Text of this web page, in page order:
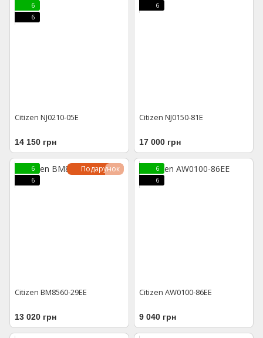
6
6
Citizen NJ0210-05E
14 150 грн
6
Citizen NJ0150-81E
17 000 грн
Подарунок
6
6
Citizen BM8560-29EE
13 020 грн
6
6
Citizen AW0100-86EE
9 040 грн